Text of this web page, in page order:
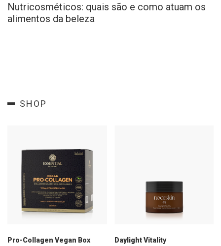
Nutricosméticos: quais são e como atuam os
alimentos da beleza
SHOP
Pro-Collagen Vegan Box Daylight Vitality